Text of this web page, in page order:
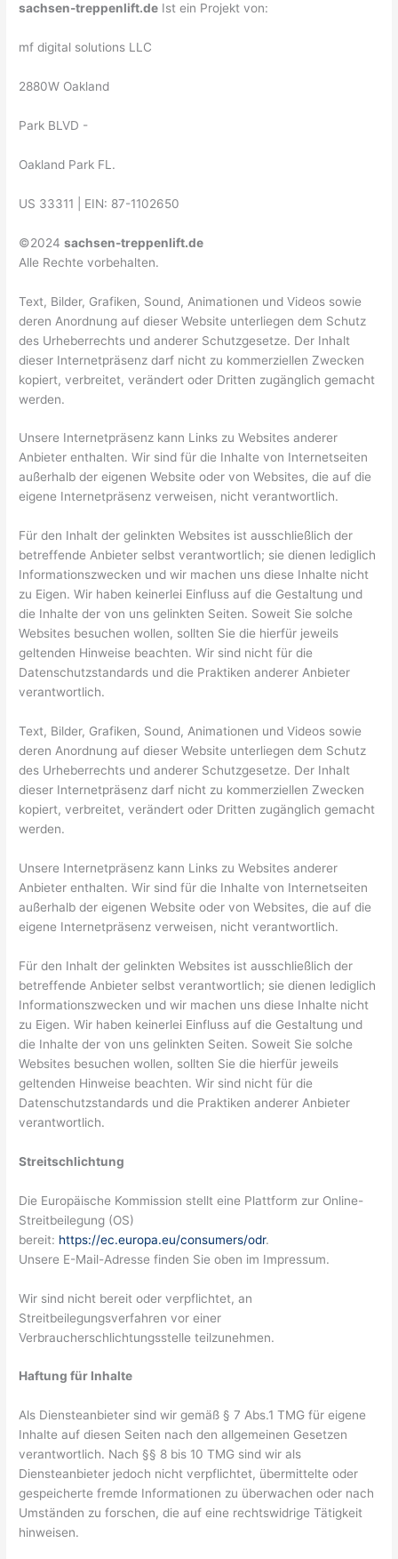
sachsen-treppenlift.de Ist ein Projekt von:
mf digital solutions LLC
2880W Oakland
Park BLVD -
Oakland Park FL.
US 33311 | EIN: 87-1102650
©2024sachsen-treppenlift.de
Alle Rechte vorbehalten.
Text, Bilder, Grafiken, Sound, Animationen und Videos sowie
deren Anordnung auf dieser Website unterliegen dem Schutz
des Urheberrechts und anderer Schutzgesetze. Der Inhalt
dieser Internetpräsenz darf nicht zu kommerziellen Zwecken
kopiert, verbreitet, verändert oder Dritten zugänglich gemacht
werden.
Unsere Internetpräsenz kann Links zu Websites anderer
Anbieter enthalten. Wir sind für die Inhalte von Internetseiten
außerhalb der eigenen Website oder von Websites, die auf die
eigene Internetpräsenz verweisen, nicht verantwortlich.
Für den Inhalt der gelinkten Websites ist ausschließlich der
betreffende Anbieter selbst verantwortlich; sie dienen lediglich
Informationszwecken und wir machen uns diese Inhalte nicht
zu Eigen. Wir haben keinerlei Einfluss auf die Gestaltung und
die Inhalte der von uns gelinkten Seiten. Soweit Sie solche
Websites besuchen wollen, sollten Sie die hierfür jeweils
geltenden Hinweise beachten. Wir sind nicht für die
Datenschutzstandards und die Praktiken anderer Anbieter
verantwortlich.
Text, Bilder, Grafiken, Sound, Animationen und Videos sowie
deren Anordnung auf dieser Website unterliegen dem Schutz
des Urheberrechts und anderer Schutzgesetze. Der Inhalt
dieser Internetpräsenz darf nicht zu kommerziellen Zwecken
kopiert, verbreitet, verändert oder Dritten zugänglich gemacht
werden.
Unsere Internetpräsenz kann Links zu Websites anderer
Anbieter enthalten. Wir sind für die Inhalte von Internetseiten
außerhalb der eigenen Website oder von Websites, die auf die
eigene Internetpräsenz verweisen, nicht verantwortlich.
Für den Inhalt der gelinkten Websites ist ausschließlich der
betreffende Anbieter selbst verantwortlich; sie dienen lediglich
Informationszwecken und wir machen uns diese Inhalte nicht
zu Eigen. Wir haben keinerlei Einfluss auf die Gestaltung und
die Inhalte der von uns gelinkten Seiten. Soweit Sie solche
Websites besuchen wollen, sollten Sie die hierfür jeweils
geltenden Hinweise beachten. Wir sind nicht für die
Datenschutzstandards und die Praktiken anderer Anbieter
verantwortlich.
Streitschlichtung
Die Europäische Kommission stellt eine Plattform zur Online-
Streitbeilegung (OS)
bereit: https://ec.europa.eu/consumers/odr.
Unsere E-Mail-Adresse finden Sie oben im Impressum.
Wir sind nicht bereit oder verpflichtet, an
Streitbeilegungsverfahren vor einer
Verbraucherschlichtungsstelle teilzunehmen.
Haftung für Inhalte
Als Diensteanbieter sind wir gemäß § 7 Abs.1 TMG für eigene
Inhalte auf diesen Seiten nach den allgemeinen Gesetzen
verantwortlich. Nach §§ 8 bis 10 TMG sind wir als
Diensteanbieter jedoch nicht verpflichtet, übermittelte oder
gespeicherte fremde Informationen zu überwachen oder nach
Umständen zu forschen, die auf eine rechtswidrige Tätigkeit
hinweisen.